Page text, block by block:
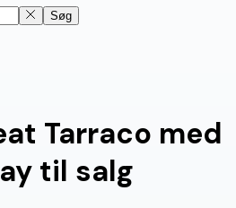
Søg
Tarraco med
til salg